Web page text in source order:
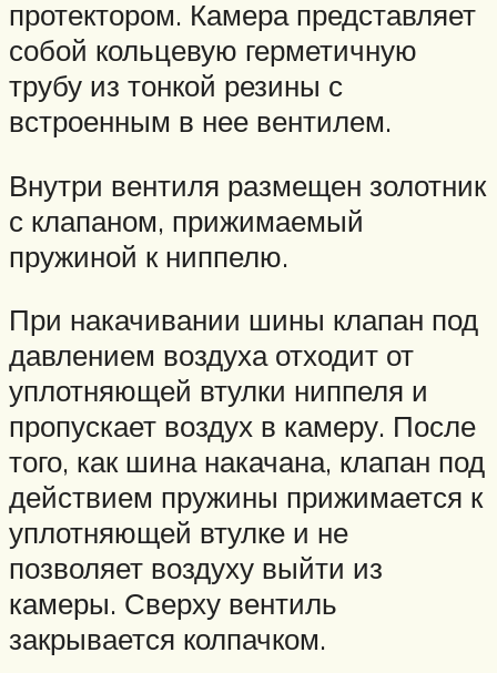
протектором. Камера представляет
собой кольцевую герметичную
трубу из тонкой резины с
встроенным в нее вентилем.
Внутри вентиля размещен золотник
с клапаном, прижимаемый
пружиной к ниппелю.
При накачивании шины клапан под
давлением воздуха отходит от
уплотняющей втулки ниппеля и
пропускает воздух в камеру. После
того, как шина накачана, клапан под
действием пружины прижимается к
уплотняющей втулке и не
позволяет воздуху выйти из
камеры. Сверху вентиль
закрывается колпачком.